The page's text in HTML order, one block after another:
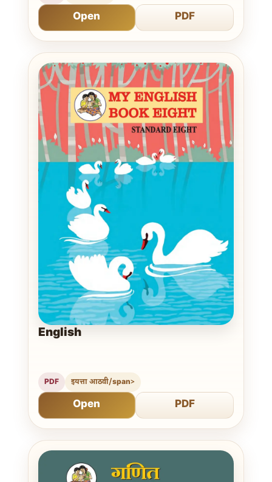
Open PDF
English
PDF इयत्ता आठवी/span>
Open PDF